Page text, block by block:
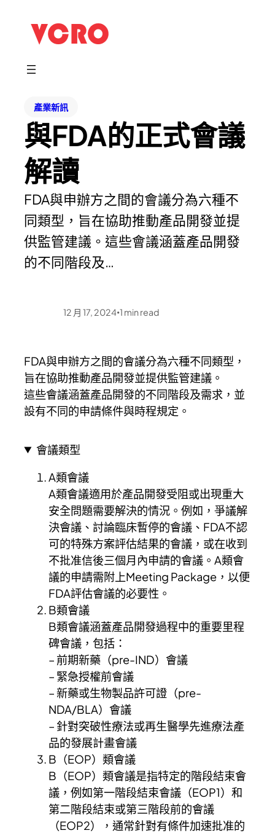
產業新訊
與FDA的正式會議
解讀
FDA與申辦方之間的會議分為六種不
同類型，旨在協助推動產品開發並提
供監管建議。這些會議涵蓋產品開發
的不同階段及…
12 月 17, 2024•1 min read
FDA與申辦方之間的會議分為六種不同類型，
旨在協助推動產品開發並提供監管建議。
這些會議涵蓋產品開發的不同階段及需求，並
設有不同的申請條件與時程規定。
會議類型
A類會議
A類會議適用於產品開發受阻或出現重大
安全問題需要解決的情況。例如，爭議解
決會議、討論臨床暫停的會議、FDA不認
可的特殊方案評估結果的會議，或在收到
不批准信後三個月內申請的會議。A類會
議的申請需附上Meeting Package，以便
FDA評估會議的必要性。
B類會議
B類會議涵蓋產品開發過程中的重要里程
碑會議，包括：
– 前期新藥（pre-IND）會議
– 緊急授權前會議
– 新藥或生物製品許可證（pre-
NDA/BLA）會議
– 針對突破性療法或再生醫學先進療法產
品的發展計畫會議
B（EOP）類會議
B（EOP）類會議是指特定的階段結束會
議，例如第一階段結束會議（EOP1）和
第二階段結束或第三階段前的會議
（EOP2），通常針對有條件加速批准的